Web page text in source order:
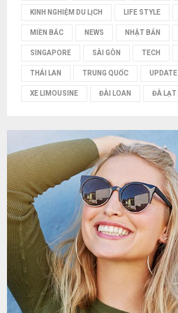
KINH NGHIỆM DU LỊCH LIFE STYLE
MIỀN BẮC NEWS NHẬT BẢN
SINGAPORE SÀI GÒN TECH
THÁI LAN TRUNG QUỐC UPDATE
XE LIMOUSINE ĐÀI LOAN ĐÀ LẠT